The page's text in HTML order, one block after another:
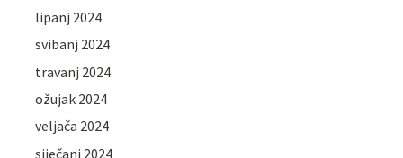
lipanj 2024
svibanj 2024
travanj 2024
ožujak 2024
veljača 2024
siječanj 2024